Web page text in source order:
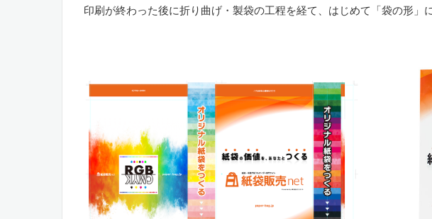
印刷が終わった後に折り曲げ・製袋の工程を経て、はじめて「袋の形」